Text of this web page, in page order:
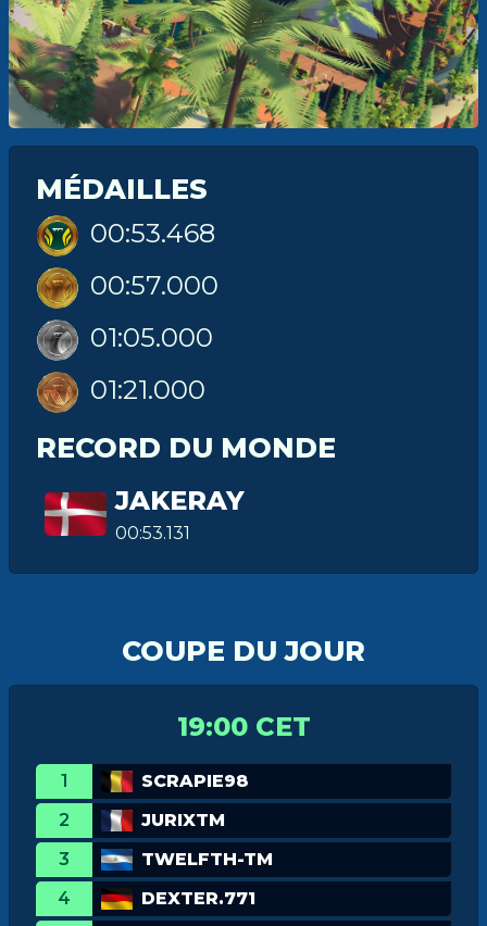
MÉDAILLES
00:53.468
00:57.000
01:05.000
01:21.000
RECORD DU MONDE
JAKERAY
00:53.131
COUPE DU JOUR
19:00 CET
1
SCRAPIE98
2
JURIXTM
3
TWELFTH-TM
4
DEXTER.771